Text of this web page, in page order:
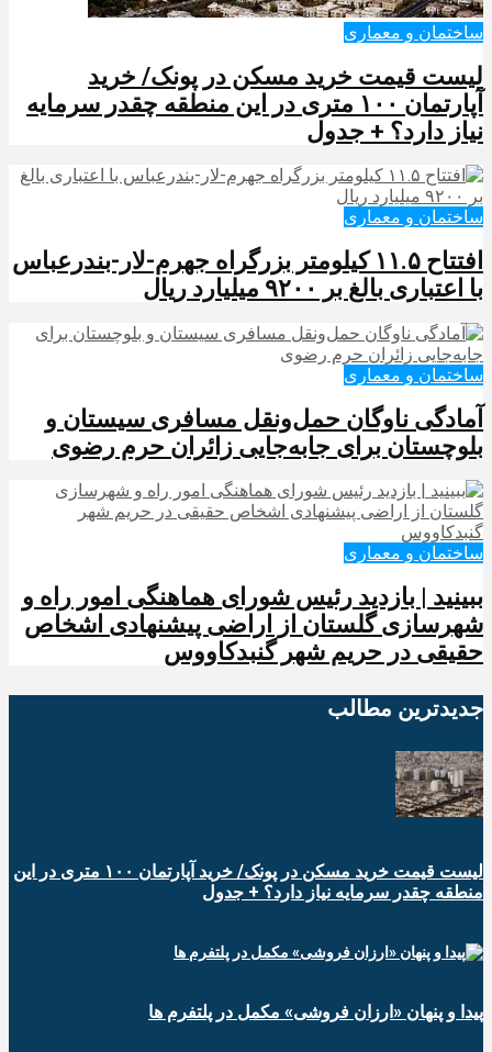
ساختمان و معماری
لیست قیمت خرید مسکن در پونک/ خرید
آپارتمان ۱۰۰ متری در این منطقه چقدر سرمایه
نیاز دارد؟ + جدول
ساختمان و معماری
افتتاح ۱۱.۵ کیلومتر بزرگراه جهرم-لار-بندرعباس
با اعتباری بالغ بر ۹۲۰۰ میلیارد ریال
ساختمان و معماری
آمادگی ناوگان حمل‌ونقل مسافری سیستان و
بلوچستان برای جابه‌جایی زائران حرم رضوی
ساختمان و معماری
ببینید | بازدید رئیس شورای هماهنگی امور راه و
شهرسازی گلستان از اراضی پیشنهادی اشخاص
حقیقی در حریم شهر گنبدکاووس
جدیدترین‌ مطالب
لیست قیمت خرید مسکن در پونک/ خرید آپارتمان ۱۰۰ متری در این
منطقه چقدر سرمایه نیاز دارد؟ + جدول
پیدا و پنهان «ارزان فروشی» مکمل در پلتفرم ها